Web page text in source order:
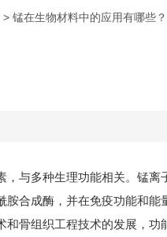
> 锰在生物材料中的应用有哪些？
，与多种生理功能相关。锰
胺合成酶，并在免疫功能和能
和骨组织工程技术的发展，